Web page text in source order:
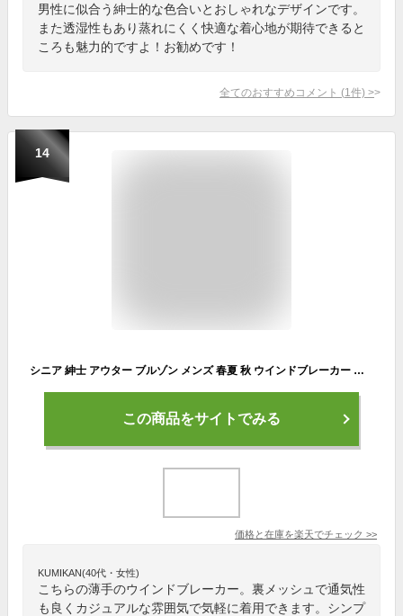
男性に似合う紳士的な色合いとおしゃれなデザインです。
また透湿性もあり蒸れにくく快適な着心地が期待できると
ころも魅力的ですよ！お勧めです！
全てのおすすめコメント (1 件) >
14
シニア 紳士 アウター ブルゾン メンズ 春夏 秋 ウインドブレーカー 裏メッシュ カジュアル カジュアルアウター ゴルフ OS-3000 送料無料 【沖縄への配送不可】シニアファッション おじいちゃん 父の日 誕生日 贈り物
この商品をサイトでみる
価格と在庫を楽天でチェック >>
KUMIKAN(40代・女性)
こちらの薄手のウインドブレーカー。裏メッシュで通気性
も良くカジュアルな雰囲気で気軽に着用できます。シンプ